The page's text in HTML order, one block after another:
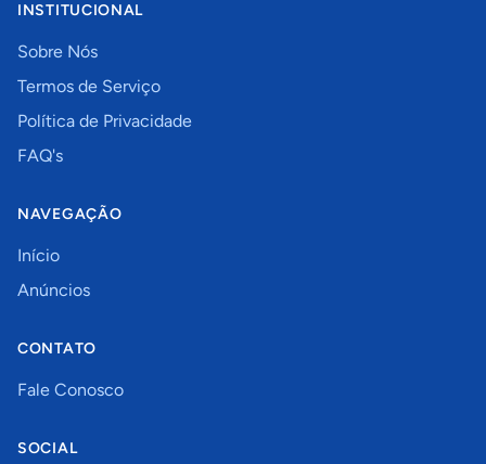
INSTITUCIONAL
Sobre Nós
Termos de Serviço
Política de Privacidade
FAQ's
NAVEGAÇÃO
Início
Anúncios
CONTATO
Fale Conosco
SOCIAL